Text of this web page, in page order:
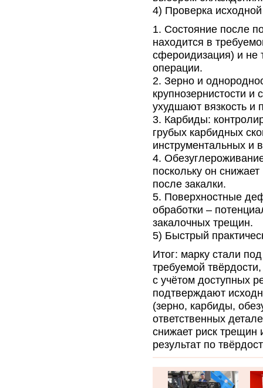
4) Проверка
Состояние после
находится в
сфероидизация) и не
операции.
Зерно и
крупнозернистости и
ухудшают вязкость и
Карбиды:
грубых карбидных
инструментальных и
поскольку он
после закалки.
Поверхностные
обработки –
закалочных трещин.
5) Быстрый
Итог: марку стали
требуемой
с учётом доступных
подтверждают
(зерно, карбиды,
ответственных
снижает риск трещин
результат по